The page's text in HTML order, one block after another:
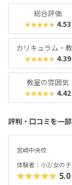
ヒートアップ！
れるスクールで
に惹かれる保護
総合評価
★★★★★ 4.53
カリキュラム・
★★★★★ 4.39
教室の雰囲気
★★★★★ 4.42
評判・口コミを一
宮崎中央校
体験者：小2/女の子
★★★★★ 5.0